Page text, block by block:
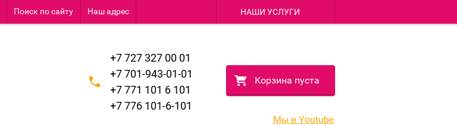
Поиск по сайту Наш адрес НАШИ УСЛУГИ
+7 727 327 00 01
+7 701-943-01-01
+7 771 101 6 101
+7 776 101-6-101
Корзина пуста
Мы в Youtube